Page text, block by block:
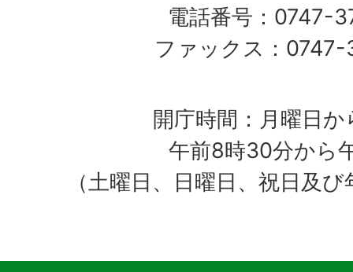
電話番号：0747-
ファックス：
開庁時間：月曜日か
午前8時30分から
（土曜日、日曜日、祝日及